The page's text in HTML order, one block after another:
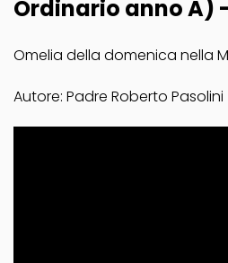
Note
Ordinario anno A) -
Omelia della domenica nella
Autore: Padre Roberto Pasolini